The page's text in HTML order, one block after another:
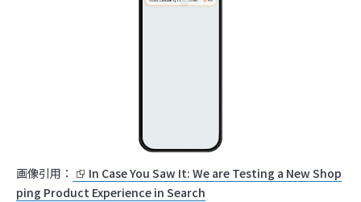
画像引用：
In Case You Saw It: We are Testing a New Shop
ping Product Experience in Search